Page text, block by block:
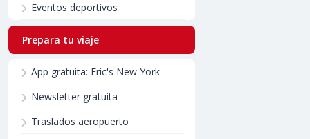
Eventos deportivos
Prepara tu viaje
App gratuita: Eric's New York
Newsletter gratuita
Traslados aeropuerto